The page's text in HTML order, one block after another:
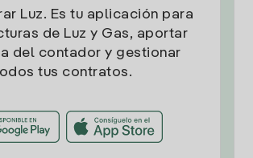
Luz. Es tu aplicación para
de Luz y Gas, aportar
del contador y gestionar
tus contratos.